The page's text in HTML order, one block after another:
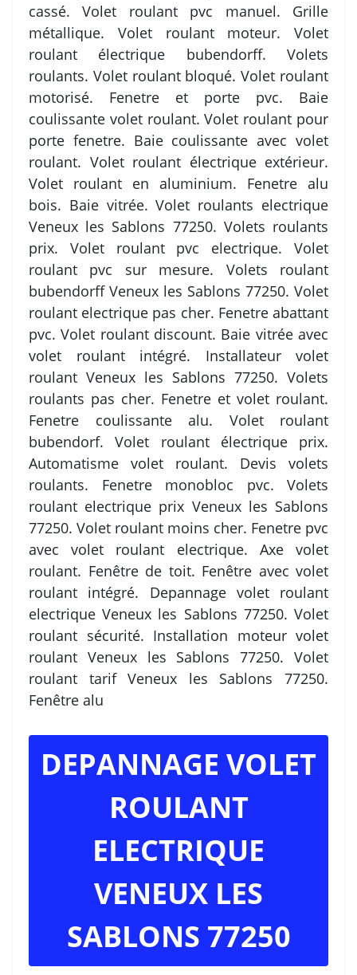
cassé. Volet roulant pvc manuel. Grille
métallique. Volet roulant moteur. Volet
roulant électrique bubendorff. Volets
roulants. Volet roulant bloqué. Volet roulant
motorisé. Fenetre et porte pvc. Baie
coulissante volet roulant. Volet roulant pour
porte fenetre. Baie coulissante avec volet
roulant. Volet roulant électrique extérieur.
Volet roulant en aluminium. Fenetre alu
bois. Baie vitrée. Volet roulants electrique
Veneux les Sablons 77250. Volets roulants
prix. Volet roulant pvc electrique. Volet
roulant pvc sur mesure. Volets roulant
bubendorff Veneux les Sablons 77250. Volet
roulant electrique pas cher. Fenetre abattant
pvc. Volet roulant discount. Baie vitrée avec
volet roulant intégré. Installateur volet
roulant Veneux les Sablons 77250. Volets
roulants pas cher. Fenetre et volet roulant.
Fenetre coulissante alu. Volet roulant
bubendorf. Volet roulant électrique prix.
Automatisme volet roulant. Devis volets
roulants. Fenetre monobloc pvc. Volets
roulant electrique prix Veneux les Sablons
77250. Volet roulant moins cher. Fenetre pvc
avec volet roulant electrique. Axe volet
roulant. Fenêtre de toit. Fenêtre avec volet
roulant intégré. Depannage volet roulant
electrique Veneux les Sablons 77250. Volet
roulant sécurité. Installation moteur volet
roulant Veneux les Sablons 77250. Volet
roulant tarif Veneux les Sablons 77250.
Fenêtre alu
DEPANNAGE VOLET
ROULANT
ELECTRIQUE
VENEUX LES
SABLONS 77250